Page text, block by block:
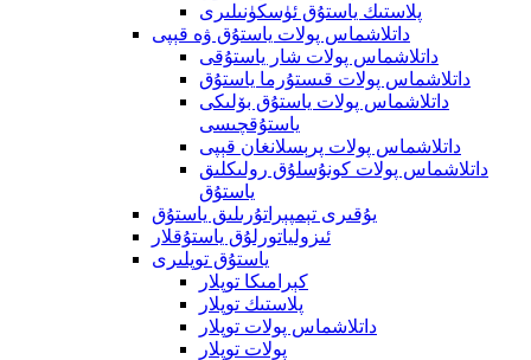
پلاستىك ياستۇق ئۈسكۈنىلىرى
داتلاشماس پولات ياستۇق ۋە قېپى
داتلاشماس پولات شار ياستۇقى
داتلاشماس پولات قىستۇرما ياستۇق
داتلاشماس پولات ياستۇق بۆلىكى
ياستۇقچىسى
داتلاشماس پولات پرېسلانغان قېپى
داتلاشماس پولات كونۇسلۇق رولىكلىق
ياستۇق
يۇقىرى تېمپېراتۇرىلىق ياستۇق
ئىزولياتورلۇق ياستۇقلار
ياستۇق توپلىرى
كېرامىكا توپلار
پلاستىك توپلار
داتلاشماس پولات توپلار
پولات توپلار